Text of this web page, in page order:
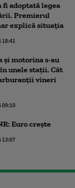
fi adoptată legea
Premierul
explică situația
18:41
și motorina s-au
unele stații. Cât
vineri
09:10
Euro crește
13:07